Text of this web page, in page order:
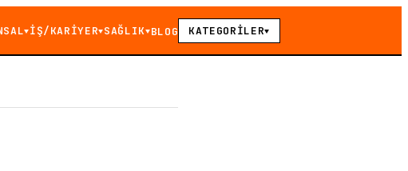
▼İŞ/KARİYER▼SAĞLIK▼BLOG KATEGORİLER▼